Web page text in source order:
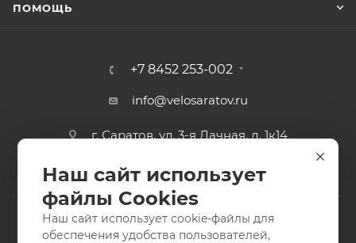
ПОМОЩЬ
+7 8452 253-002
info@velosaratov.ru
г. Саратов, ул. 3-я Дачная, д. 1к14
Наш сайт использует
файлы Cookies
Наш сайт использует cookie-файлы для
обеспечения удобства пользователей,